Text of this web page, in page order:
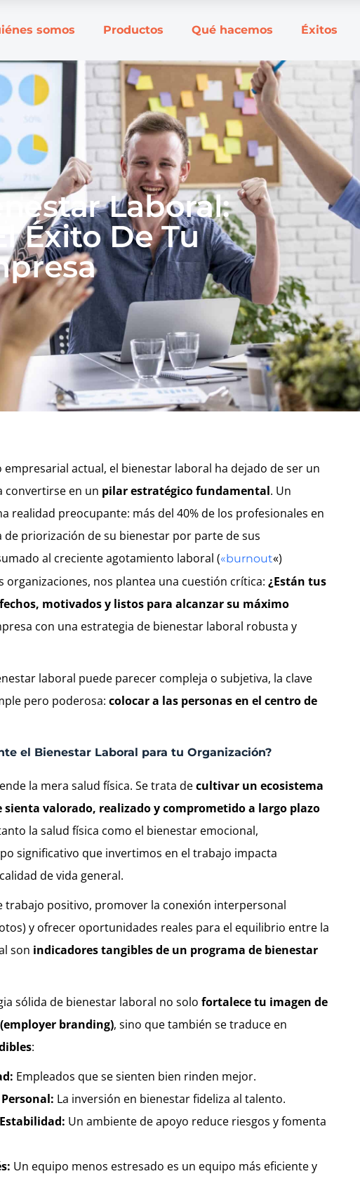
somos Productos Qué hacemos Éxitos
Laboral:
Éxito De Tu
actual, el bienestar laboral ha dejado de ser un
convertirse en un pilar estratégico fundamental. Un
realidad preocupante: más del 40% de los profesionales en
de priorización de su bienestar por parte de sus
al creciente agotamiento laboral («burnout«)
nos plantea una cuestión crítica:¿Están tus
motivados y listos para alcanzar su máximo
con una estrategia de bienestar laboral robusta y
laboral puede parecer compleja o subjetiva, la clave
pero poderosa:colocar a las personas en el centro de
el Bienestar Laboral para tu Organización?
la mera salud física. Se trata decultivar un ecosistema
sienta valorado, realizado y comprometido a largo plazo
la salud física como el bienestar emocional,
significativo que invertimos en el trabajo impacta
de vida general.
trabajo positivo, promover la conexión interpersonal
y ofrecer oportunidades reales para el equilibrio entre la
son indicadores tangibles de un programa de bienestar
sólida de bienestar laboral no solofortalece tu imagen de
branding), sino que también se traduce en
:
Empleados que se sienten bien rinden mejor.
La inversión en bienestar fideliza al talento.
Un ambiente de apoyo reduce riesgos y fomenta
Un equipo menos estresado es un equipo más eficiente y